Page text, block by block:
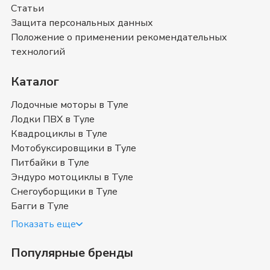
Снегоуборщики Caiman
Снегоуборщики Caiman- магазин в
Позвоните нам по телефону магазина вТуле8 (487)
627-56-73или
вопросы о покупке товаров в категории
Тульская областьи в любой город России.
Купить снегоуборщик Caiman в
Туле
Снегоуборочные машины (снегоочиститель,
снегоуборочник) Кайман — техника, приспособленная для
(измельчение и выброс). Различают профессиональные и
они отличаются конструкцией, назначением и стоимостью.
Статьи
Защита персональных данных
Положение о применении рекомендательных
технологий
Каталог
Лодочные моторы в Туле
Лодки ПВХ в Туле
Квадроциклы в Туле
Мотобуксировщики в Туле
Питбайки в Туле
Эндуро мотоциклы в Туле
Снегоуборщики в Туле
Багги в Туле
Показать еще
Популярные бренды